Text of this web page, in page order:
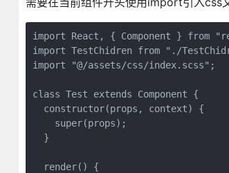
import React, { Component } from
import TestChidren from "./
import "@/assets/css/index.scss";
class Test extends Component {
  constructor(props, context) {
    super(props);
  }
  render() {